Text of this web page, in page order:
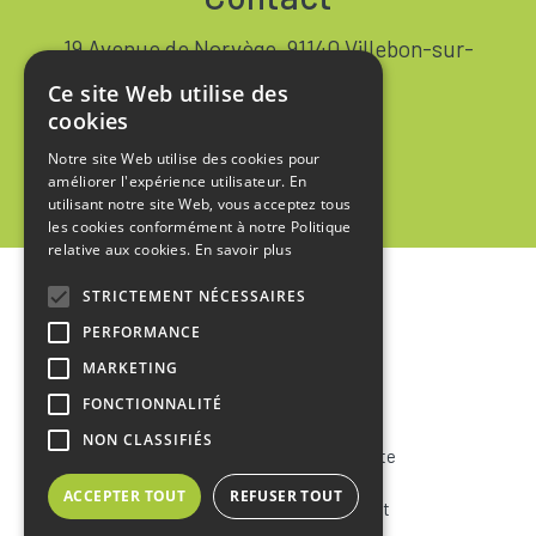
19 Avenue de Norvège, 91140 Villebon-sur-
Contact
Accueil
Politique de Confidentialité
Conditions Générales de Vente
Conditions Générales d’Achat
Ce site Web utilise des
cookies
Notre site Web utilise des cookies pour
améliorer l'expérience utilisateur. En
utilisant notre site Web, vous acceptez tous
les cookies conformément à notre Politique
relative aux cookies. En savoir plus
STRICTEMENT NÉCESSAIRES
PERFORMANCE
MARKETING
FONCTIONNALITÉ
NON CLASSIFIÉS
ACCEPTER TOUT REFUSER TOUT